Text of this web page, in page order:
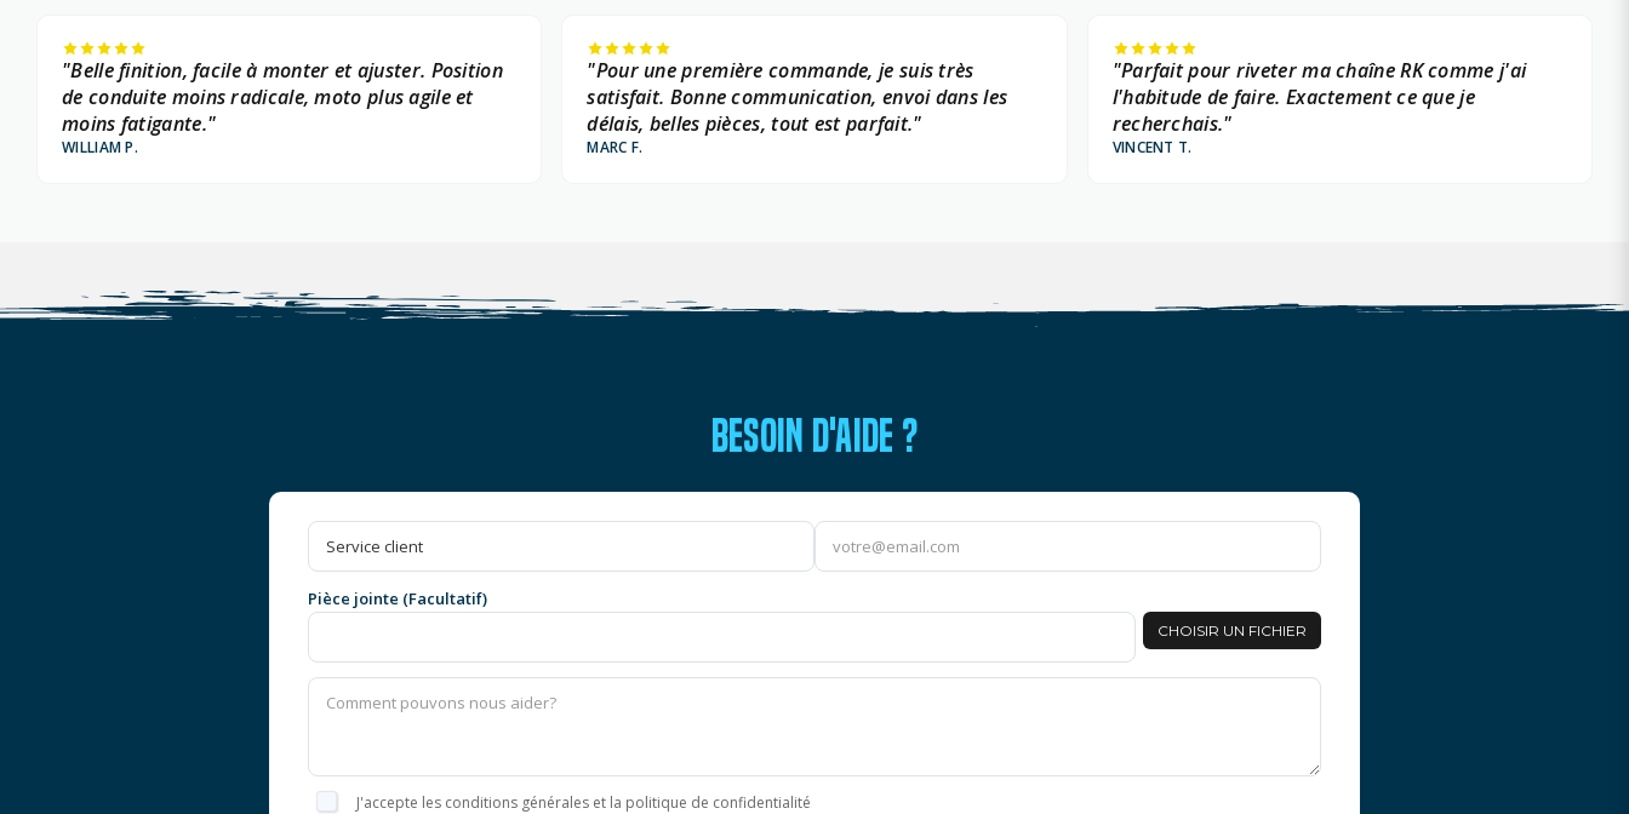
"Belle finition, facile à monter et ajuster. Position
de conduite moins radicale, moto plus agile et
moins fatigante."
WILLIAM P.
"Pour une première commande, je suis très
satisfait. Bonne communication, envoi dans les
délais, belles pièces, tout est parfait."
MARC F.
"Parfait pour riveter ma chaîne RK comme j'ai
l'habitude de faire. Exactement ce que je
recherchais."
VINCENT T.
BESOIN D'AIDE ?
Pièce jointe (Facultatif)
CHOISIR UN FICHIER
J'accepte les conditions générales et la politique de confidentialité